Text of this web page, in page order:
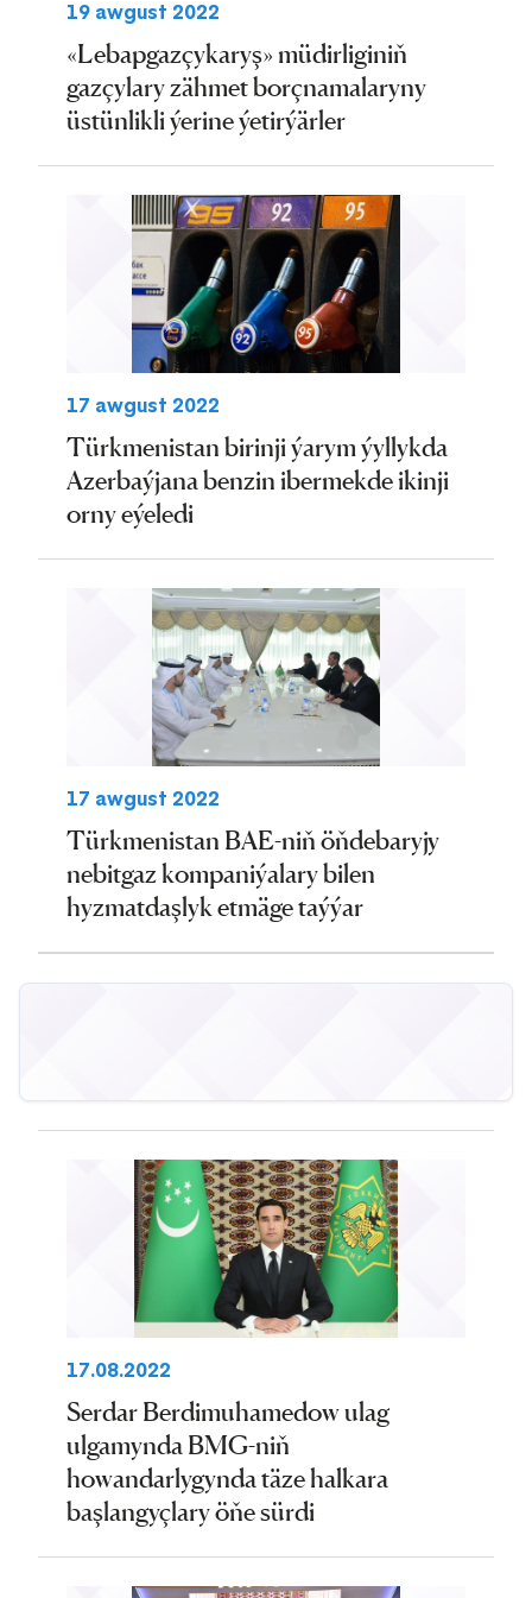
19 awgust 2022
«Lebapgazçykaryş» müdirliginiň
gazçylary zähmet borçnamalaryny
üstünlikli ýerine ýetirýärler
17 awgust 2022
Türkmenistan birinji ýarym ýyllykda
Azerbaýjana benzin ibermekde ikinji
orny eýeledi
17 awgust 2022
Türkmenistan BAE-niň öňdebaryjy
nebitgaz kompaniýalary bilen
hyzmatdaşlyk etmäge taýýar
17.08.2022
Serdar Berdimuhamedow ulag
ulgamynda BMG-niň
howandarlygynda täze halkara
başlangyçlary öňe sürdi